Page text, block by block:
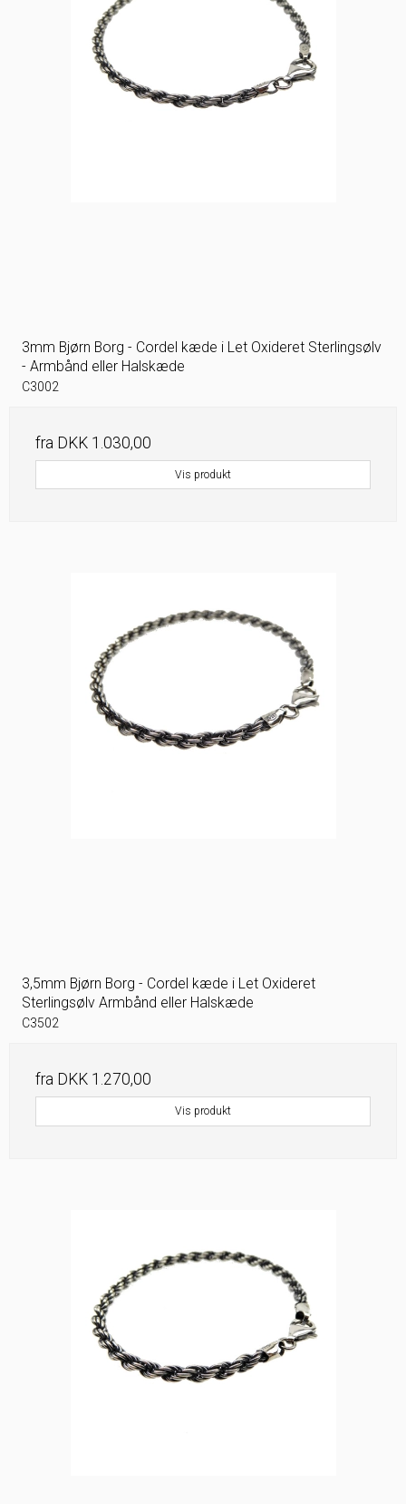
3mm Bjørn Borg - Cordel kæde i Let Oxideret Sterlingsølv
- Armbånd eller Halskæde
C3002
fra DKK 1.030,00
Vis produkt
3,5mm Bjørn Borg - Cordel kæde i Let Oxideret
Sterlingsølv Armbånd eller Halskæde
C3502
fra DKK 1.270,00
Vis produkt